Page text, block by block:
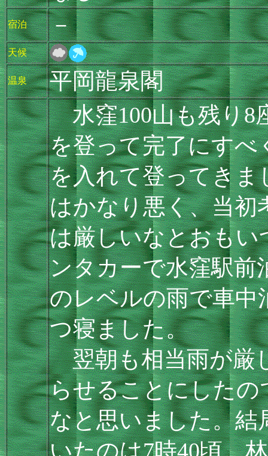
宿泊 －
天候
温泉 平岡龍泉閣
水窪100山も残り8
を登って完了にすべ
を入れて登ってきま
はかなり悪く、当初
は厳しいなとおもい
ンタカーで水窪駅前
のレベルの雨で車中
つ寝ました。
翌朝も相当雨が厳
らせることにしたの
なと思いました。結
いたのは7時40頃。